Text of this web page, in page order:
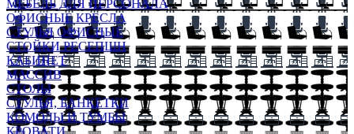
МЕБЕЛЬ ДЛЯ ПЕРСОНАЛА
ОФИСНЫЕ КРЕСЛА
СТУЛЬЯ ОФИСНЫЕ
СТОЙКИ РЕСЕПШН
КАБИНЕТ
МАССИВ
СТОЛЫ
СТУЛЬЯ, БАНКЕТКИ
КОМОДЫ И ТУМБЫ